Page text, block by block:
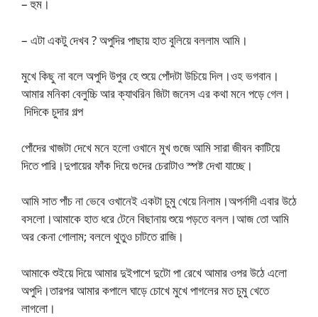
– হুম।
– এটা একটু দেখব ? অপুদির পাছায় হাত বুলিয়ে বললাম আমি।
মুখে কিছু না বলে অপুদি উপুর হে শুয়ে পোঁদটা উচিয়ে দিল।ওহ ভগবান।
আমার মনিকা বেলুচ্চি আর ক্যাথরিন জিটা জনেস এর কথা মনে পড়ে গেল।
দিদিকে চুদার গল্প
পোঁদের খাজটা দেখে মনে হলো ওখানে মুখ গুজে আমি সারা জীবন কাটিয়ে
দিতে পারি।দুপায়ের ফাঁক দিয়ে গুদের চেরাটাও স্পষ্ট দেখা যাচ্ছে।
আমি সাত পাঁচ না ভেবে ওখানেই একটা চুমু খেয়ে নিলাম।অপর্নাদী এবার উঠে
বসলো।আমাকে হাত ধরে টেনে বিছানায় শুয়ে পড়তে বলল।আজ তো আমি
অর কেনা গোলাম; বললে থুতুও চাটতে রাজি।
আমাকে শুইয়ে দিয়ে আমার দুইপাশে দুটো পা রেখে আমার ওপর উঠে এলো
অপুদি।তারপর আমার কপালে ঘাড়ে চোখে মুখে পাগলের মত চুমু খেতে
লাগলো।